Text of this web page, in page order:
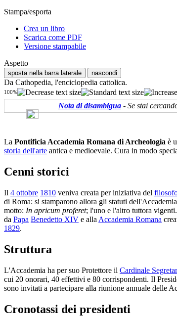
Stampa/esporta
Crea un libro
Scarica come PDF
Versione stampabile
Aspetto
sposta nella barra laterale nascondi
Da Cathopedia, l'enciclopedia cattolica.
100%
Nota di disambigua - Se stai
La Pontificia Accademia Romana di Archeologia è
storia dell'arte antica e medioevale. Cura in modo
Cenni storici
Il 4 ottobre 1810 veniva creata per iniziativa del
di Roma: si stamparono allora gli statuti
motto: In apricum proferet; l'uno e l'altro tuttora
da Papa Benedetto XIV e alla Accademia Romana
1829.
Struttura
L'Accademia ha per suo Protettore il Cardinale
cui 20 onorari, 40 effettivi e 80 corrispondenti. Il
sono invitati a partecipare alla riunione annuale delle
Cronotassi dei presidenti